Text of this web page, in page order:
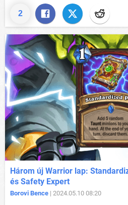
2
Három új Warrior lap:
és Safety Expert
Borovi Bence | 2024.05.10 08:20